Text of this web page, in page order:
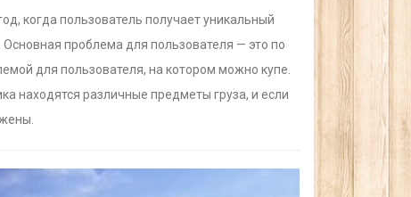
когда пользователь получает уникальный
проблема для пользователя — это по
для пользователя, на котором можно купе.
находятся различные предметы груза, и если